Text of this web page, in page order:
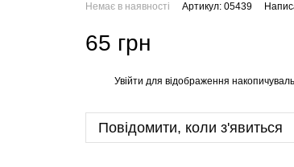
Немає в наявності Артикул: 05439
65 грн
Увійти для відображення
Повідомити, коли з'явиться